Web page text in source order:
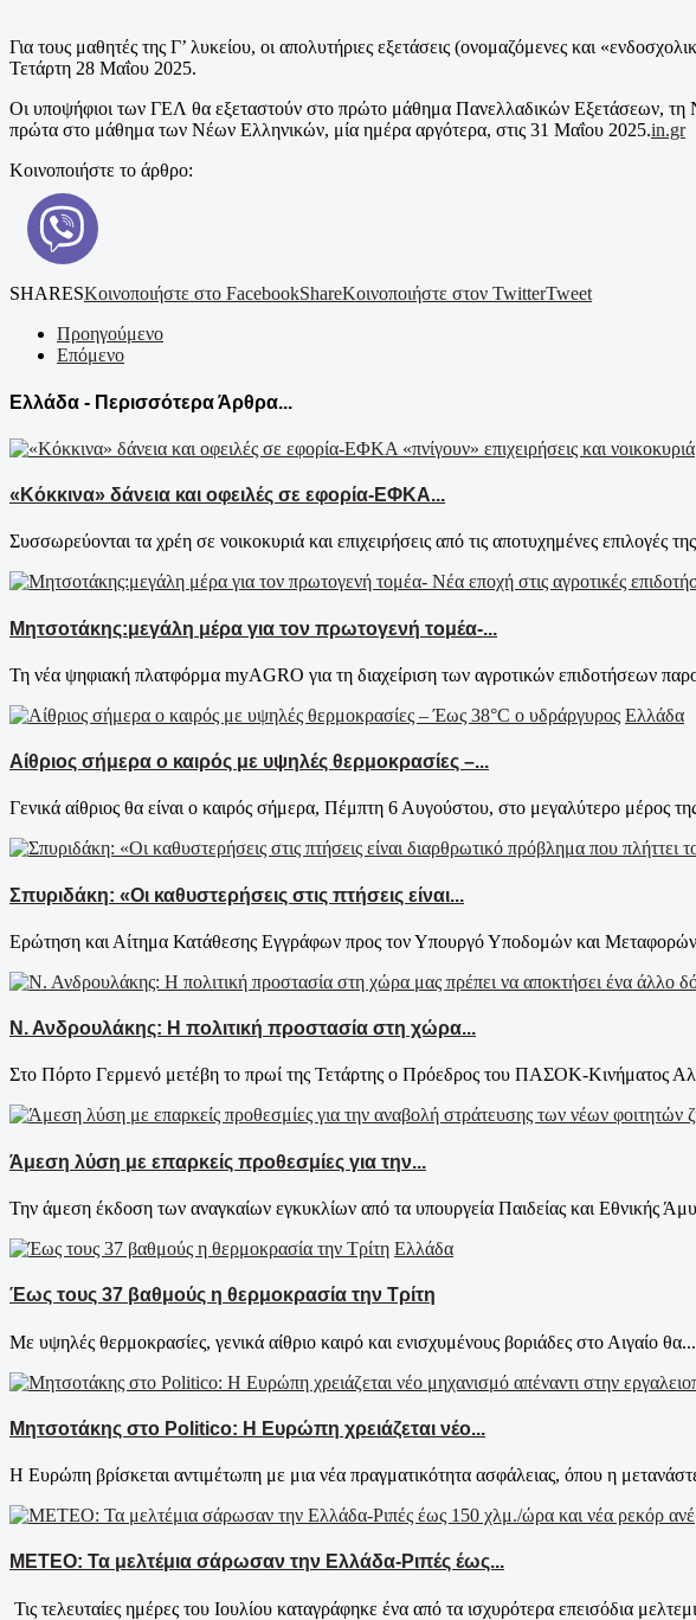
Για τους μαθητές της Γ’ λυκείου, οι απολυτήριες εξετάσεις (ονομαζόμενες και
Τετάρτη 28 Μαΐου 2025.
Οι υποψήφιοι των ΓΕΛ θα εξεταστούν στο πρώτο μάθημα Πανελλαδικών Εξετάσεων, τη
πρώτα στο μάθημα των Νέων Ελληνικών, μία ημέρα αργότερα, στις 31 Μαΐου 2025.in.gr
Κοινοποιήστε το άρθρο:
SHARESΚοινοποιήστε στο FacebookShareΚοινοποιήστε στον TwitterTweet
Προηγούμενο
Επόμενο
Ελλάδα - Περισσότερα Άρθρα...
«Κόκκινα» δάνεια και οφειλές σε εφορία-ΕΦΚΑ...
Συσσωρεύονται τα χρέη σε νοικοκυριά και επιχειρήσεις από τις αποτυχημένες επιλογές
Μητσοτάκης:μεγάλη μέρα για τον πρωτογενή τομέα-...
Τη νέα ψηφιακή πλατφόρμα myAGRO για τη διαχείριση των αγροτικών επιδοτήσεων
Ελλάδα
Αίθριος σήμερα ο καιρός με υψηλές θερμοκρασίες –...
Γενικά αίθριος θα είναι ο καιρός σήμερα, Πέμπτη 6 Αυγούστου, στο μεγαλύτερο μέρος
Σπυριδάκη: «Οι καθυστερήσεις στις πτήσεις είναι...
Ερώτηση και Αίτημα Κατάθεσης Εγγράφων προς τον Υπουργό Υποδομών και Μεταφορών
Ν. Ανδρουλάκης: Η πολιτική προστασία στη χώρα...
Στο Πόρτο Γερμενό μετέβη το πρωί της Τετάρτης ο Πρόεδρος του ΠΑΣΟΚ-Κινήματος
Άμεση λύση με επαρκείς προθεσμίες για την...
Την άμεση έκδοση των αναγκαίων εγκυκλίων από τα υπουργεία Παιδείας και Εθνικής
Ελλάδα
Έως τους 37 βαθμούς η θερμοκρασία την Τρίτη
Με υψηλές θερμοκρασίες, γενικά αίθριο καιρό και ενισχυμένους βοριάδες στο Αιγαίο θα...
Μητσοτάκης στο Politico: Η Ευρώπη χρειάζεται νέο...
Η Ευρώπη βρίσκεται αντιμέτωπη με μια νέα πραγματικότητα ασφάλειας, όπου η
ΜΕΤΕΟ: Τα μελτέμια σάρωσαν την Ελλάδα-Ριπές έως...
Τις τελευταίες ημέρες του Ιουλίου καταγράφηκε ένα από τα ισχυρότερα επεισόδια